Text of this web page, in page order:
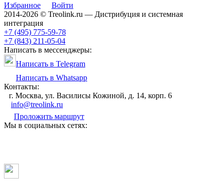
Избранное
Войти
2014-2026 © Treolink.ru — Дистрибуция и системная
интеграция
+7 (495) 775-59-78
+7 (843) 211-05-04
Написать в мессенджеры:
Написать в Telegram
Написать в Whatsapp
Контакты:
г. Москва, ул. Василисы Кожиной, д. 14, корп. 6
info@treolink.ru
Проложить маршрут
Мы в социальных сетях: